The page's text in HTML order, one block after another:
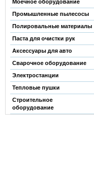
Моечное оборудование
Промышленные пылесосы
Полировальные материалы
Паста для очистки рук
Аксессуары для авто
Сварочное оборудование
Электростанции
Тепловые пушки
Строительное
оборудование